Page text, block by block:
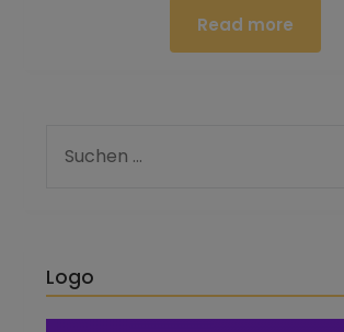
Read more
Logo